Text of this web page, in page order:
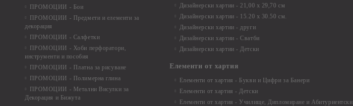
ПРОМОЦИИ - Бои
ПРОМОЦИИ - Предмети и елементи за
декорация
ПРОМОЦИИ - Салфетки
ПРОМОЦИИ - Хоби перфоратори,
инструменти и пособия
ПРОМОЦИИ - Платна за рисуване
ПРОМОЦИИ - Полимерна глина
ПРОМОЦИИ - Метални Висулки за
Декорация и Бижута
Дизайнерски хартии - 21,00 х 29,70 см
Дизайнерски хартии - 15.20 x 30.50 см.
Дизайнерски хартии - други
Дизайнерски хартии - Сватби
Дизайнерски хартии - Детски
Елементи от хартия
Елементи от хартия - Букви и Цифри за Банери
Елементи от хартия - Детски
Елементи от хартия - Училище, Дипломиране и Абитуриентски